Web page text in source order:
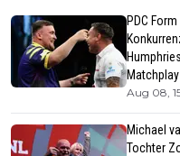
PDC
Aug 08,
Michael
Tochter